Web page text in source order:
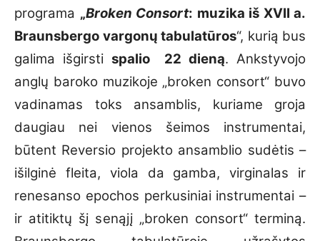
programa „Broken Consort: muzika iš XVII a.
Braunsbergo vargonų tabulatūros“, kurią bus
galima išgirsti spalio 22 dieną. Ankstyvojo
anglų baroko muzikoje „broken consort“ buvo
vadinamas toks ansamblis, kuriame groja
daugiau nei vienos šeimos instrumentai,
būtent Reversio projekto ansamblio sudėtis –
išilginė fleita, viola da gamba, virginalas ir
renesanso epochos perkusiniai instrumentai –
ir atitiktų šį senąjį „broken consort“ terminą.